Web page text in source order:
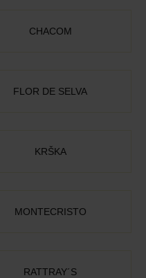
CHACOM
FLOR DE SELVA
KRŠKA
MONTECRISTO
RATTRAY´S